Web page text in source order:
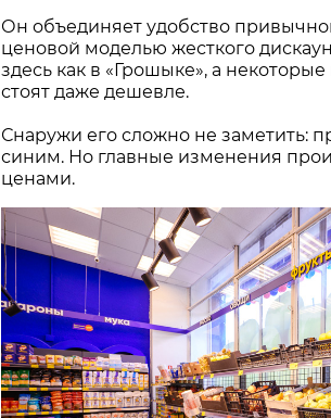
Он объединяет удобство
ценовой моделью жесткого
здесь как в «Грошыке», а
стоят даже дешевле.
Снаружи его сложно не заметить:
синим. Но главные изменения
ценами.